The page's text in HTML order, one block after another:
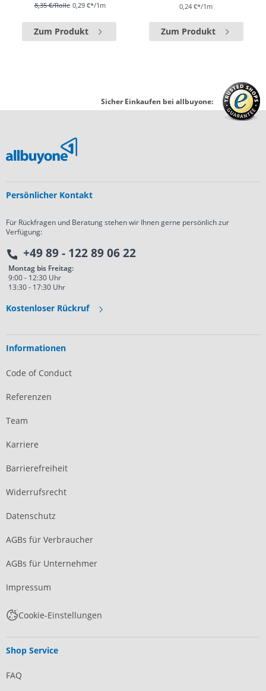
8,35 €/Rolle 0,29 €*/1m
Zum Produkt
0,24 €*/1m
Zum Produkt
Sicher Einkaufen bei allbuyone:
Persönlicher Kontakt
Für Rückfragen und Beratung stehen wir Ihnen gerne persönlich zur
Verfügung:
+49 89 - 122 89 06 22
Montag bis Freitag:
9:00 - 12:30 Uhr
13:30 - 17:30 Uhr
Kostenloser Rückruf
Informationen
Code of Conduct
Referenzen
Team
Karriere
Barrierefreiheit
Widerrufsrecht
Datenschutz
AGBs für Verbraucher
AGBs für Unternehmer
Impressum
Cookie-Einstellungen
Shop Service
FAQ